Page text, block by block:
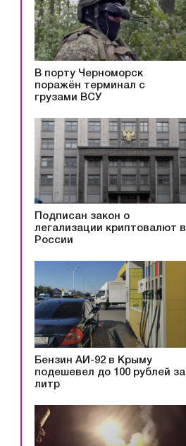
В порту Черноморск
поражён терминал с
грузами ВСУ
Подписан закон о
легализации криптовалют в
России
Бензин АИ-92 в Крыму
подешевел до 100 рублей за
литр